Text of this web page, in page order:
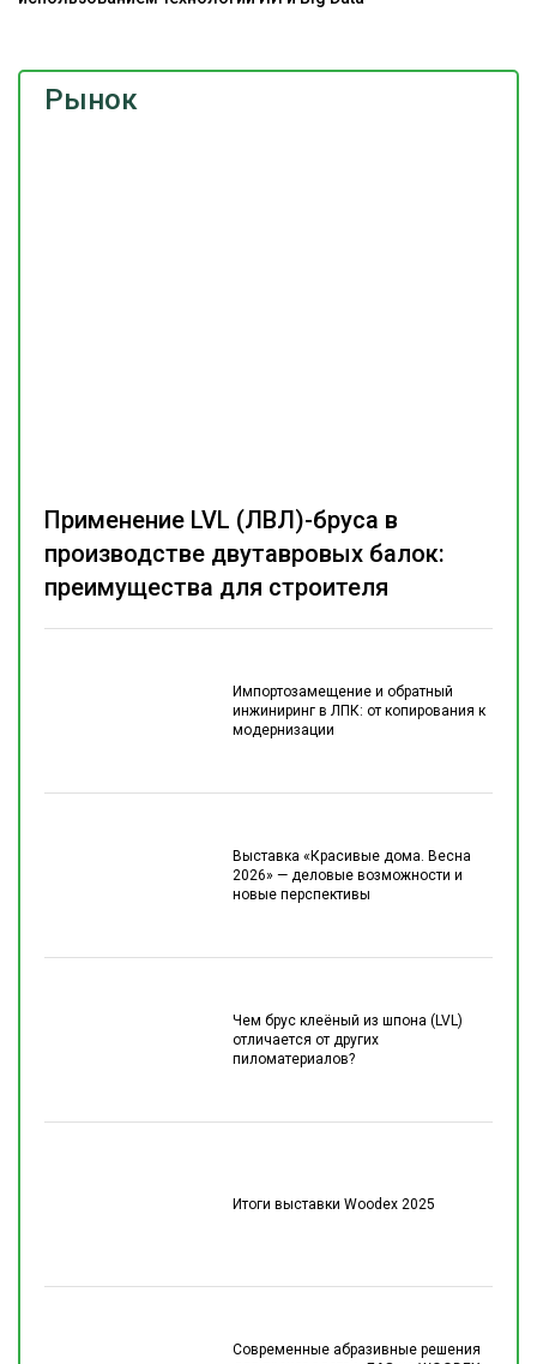
Рынок
Импортозамещение и обратный
инжиниринг в ЛПК: от копирования к
модернизации
Выставка «Красивые дома. Весна
2026» — деловые возможности и
новые перспективы
Чем брус клеёный из шпона (LVL)
отличается от других
пиломатериалов?
Итоги выставки Woodex 2025
Современные абразивные решения
Применение LVL (ЛВЛ)-бруса в
производстве двутавровых балок:
преимущества для строителя